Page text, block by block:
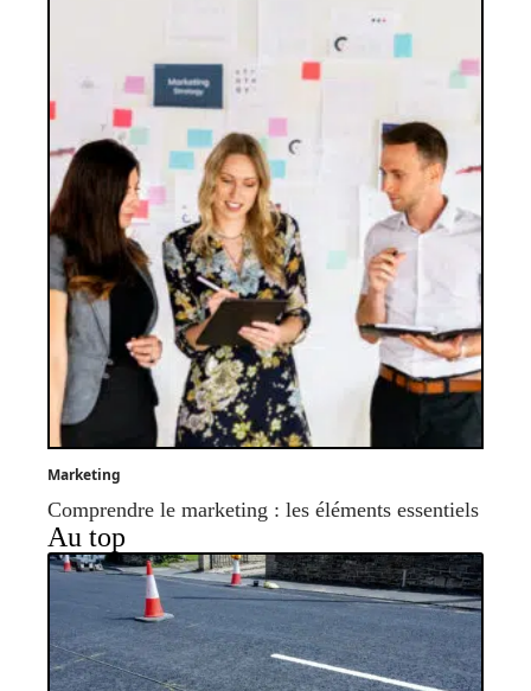
Marketing
Comprendre le marketing : les éléments essentiels
Au top